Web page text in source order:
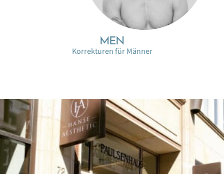
MEN
Korrekturen für Männer